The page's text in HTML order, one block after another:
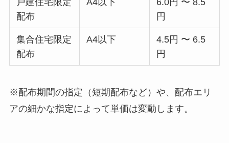
配布
円
集合住宅限定
配布
A4以下
4.5円 〜 6.5
円
※配布期間の指定（短期配布など）や、配布エリ
アの細かな指定によって単価は変動します。